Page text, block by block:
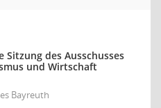
des Ausschusses
und Wirtschaft
Bayreuth